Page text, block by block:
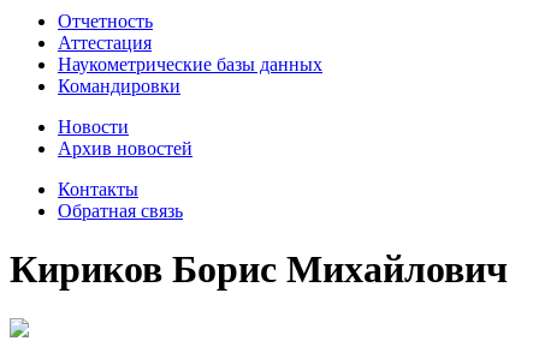
Отчетность
Аттестация
Наукометрические базы данных
Командировки
Новости
Архив новостей
Контакты
Обратная связь
Кириков Борис Михайлович